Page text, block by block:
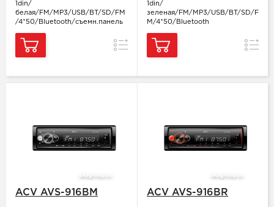
1din/
белая/FM/MP3/USB/BT/SD/FM
/4*50/Bluetooth/съемн.панель
Сравнение
1din/
зеленая/FM/MP3/USB/BT/SD/F
M/4*50/Bluetooth
ACV AVS-916BM ACV AVS-916BR